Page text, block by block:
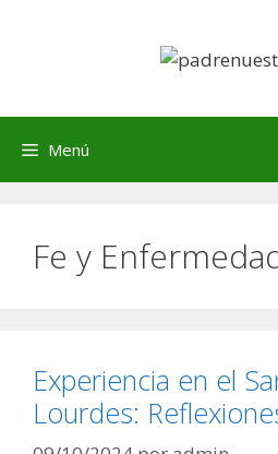
Menú
Fe y
Experiencia en el
Lourdes: